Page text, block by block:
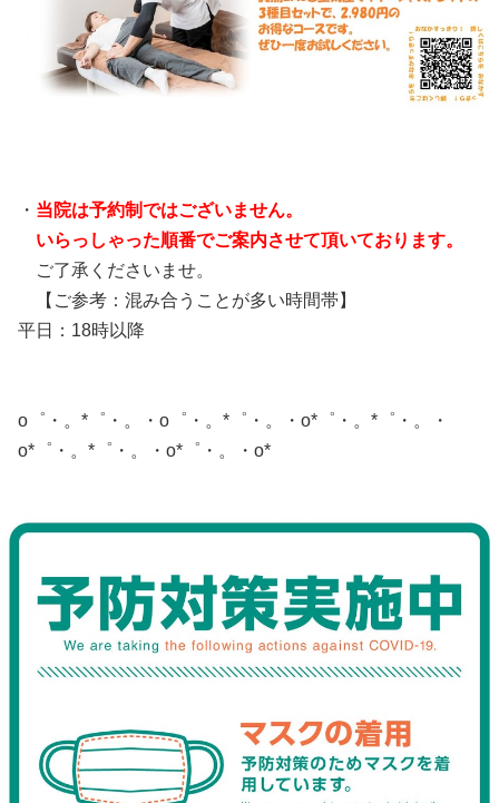
・ 当院は予約制ではございません。
いらっしゃった順番でご案内させて頂いております。
ご了承くださいませ。
【ご参考：混み合うことが多い時間帯】
平日：18時以降
o゜・。*゜・。・o゜・。*゜・。・o*゜・。*゜・。・
o*゜・。*゜・。・o*゜・。・o*